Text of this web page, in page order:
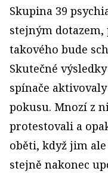
Skupina 39
stejným dotazem,
takového bude
Skutečné
spínače
pokusu. Mnozí z
protestovali a
oběti, když jim
stejně nakonec